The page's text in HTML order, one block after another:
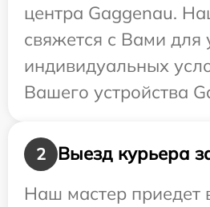
центра Gaggenau.
свяжется с Вами для
индивидуальных
Вашего устройства
2
Выезд курьера
Наш мастер приедет